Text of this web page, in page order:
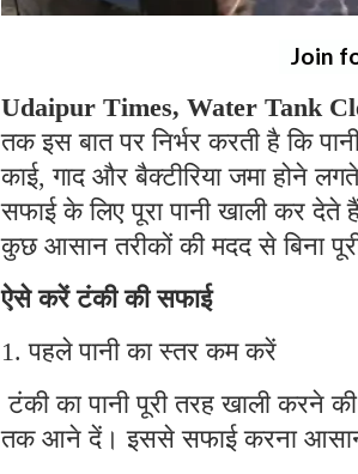
Join
Udaipur Times, Water Tank
तक इस बात पर निर्भर करती है कि
काई, गाद और बैक्टीरिया जमा होने
सफाई के लिए पूरा पानी खाली कर देते
कुछ आसान तरीकों की मदद से बिना
ऐसे करें टंकी की सफाई
1. पहले पानी का स्तर कम करें
टंकी का पानी पूरी तरह खाली करने
तक आने दें। इससे सफाई करना आसान